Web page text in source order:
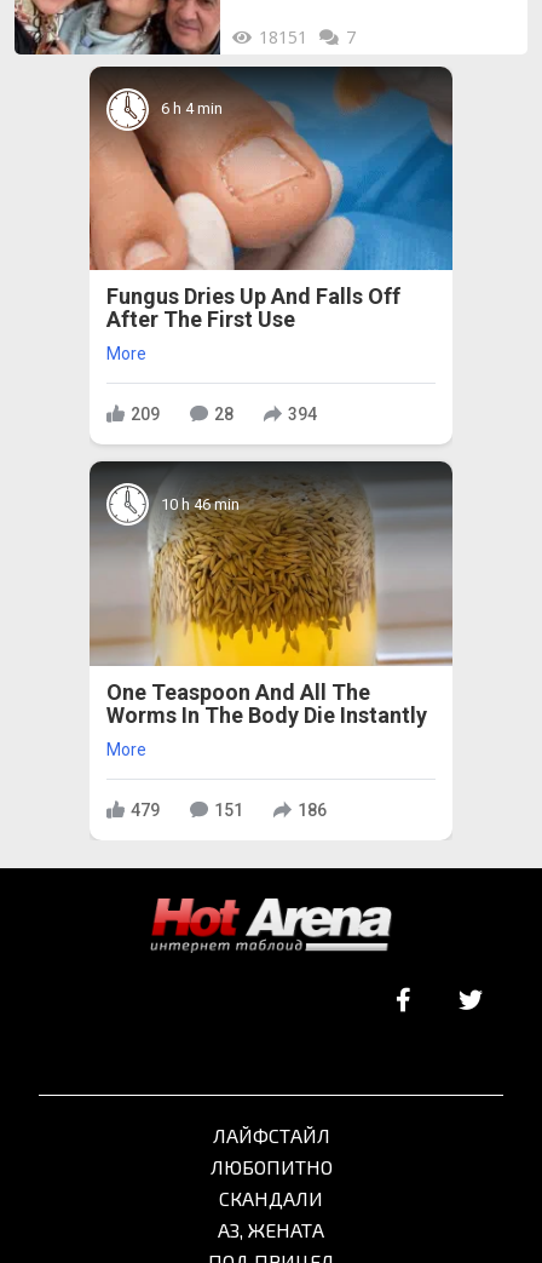
18151 7
6 h 4 min
Fungus Dries Up And Falls Off
After The First Use
More
209 28 394
10 h 46 min
One Teaspoon And All The
Worms In The Body Die Instantly
More
479 151 186
ЛАЙФСТАЙЛ
ЛЮБОПИТНО
СКАНДАЛИ
АЗ, ЖЕНАТА